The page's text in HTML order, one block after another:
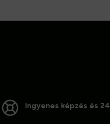
Ingyenes képzés és